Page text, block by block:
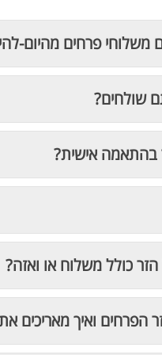
פרחים מהיום-
שולחים?
בהתאמה אישית?
כולל משלוח או ואזה?
הפרחים ואיך מאריכים את